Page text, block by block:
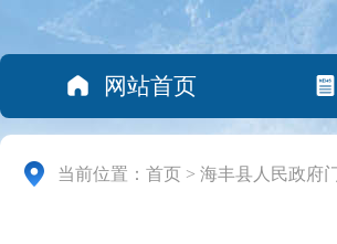
网站首页
当前位置： 首页 > 海丰县人民政府